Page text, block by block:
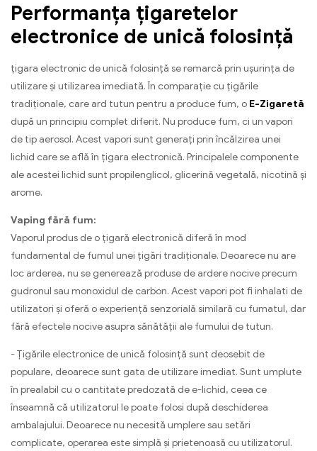
Performanța țigaretelor
electronice de unică folosință
țigara electronic de unică folosință se remarcă prin ușurința de
utilizare și utilizarea imediată. În comparație cu țigările
tradiționale, care ard tutun pentru a produce fum, o E-Zigaretă
după un principiu complet diferit. Nu produce fum, ci un vapori
de tip aerosol. Acest vapori sunt generați prin încălzirea unei
lichid care se află în țigara electronică. Principalele componente
ale acestei lichid sunt propilenglicol, glicerină vegetală, nicotină și
arome.
Vaping fără fum:
Vaporul produs de o țigară electronică diferă în mod
fundamental de fumul unei țigări tradiționale. Deoarece nu are
loc arderea, nu se generează produse de ardere nocive precum
gudronul sau monoxidul de carbon. Acest vapori pot fi inhalati de
utilizatori și oferă o experiență senzorială similară cu fumatul, dar
fără efectele nocive asupra sănătății ale fumului de tutun.
- Țigările electronice de unică folosință sunt deosebit de
populare, deoarece sunt gata de utilizare imediat. Sunt umplute
în prealabil cu o cantitate predozată de e-lichid, ceea ce
înseamnă că utilizatorul le poate folosi după deschiderea
ambalajului. Deoarece nu necesită umplere sau setări
complicate, operarea este simplă și prietenoasă cu utilizatorul.